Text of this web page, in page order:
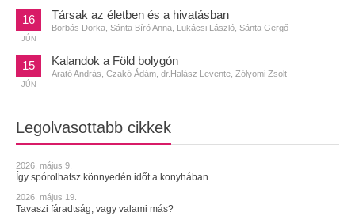
16
JÚN
Társak az életben és a hivatásban
Borbás Dorka, Sánta Bíró Anna, Lukácsi László, Sánta Gergő
15
JÚN
Kalandok a Föld bolygón
Arató András, Czakó Ádám, dr.Halász Levente, Zólyomi Zsolt
Legolvasottabb cikkek
2026. május 9.
Így spórolhatsz könnyedén időt a konyhában
2026. május 19.
Tavaszi fáradtság, vagy valami más?